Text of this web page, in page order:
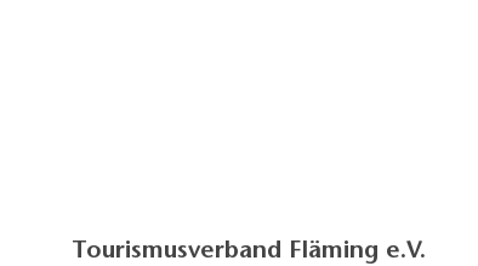
Tourismusverband Fläming e.V.